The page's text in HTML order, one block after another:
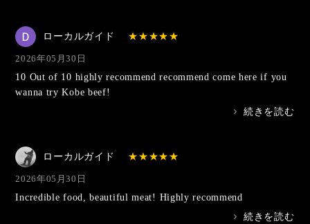
ローカルガイド
2026年05月30日
10 Out of 10 highly recommend recommend come here if you
wanna try Kobe beef!
>
続きを読む
ローカルガイド
2026年05月30日
Incredible food, beautiful meat! Highly recommend
>
続きを読む